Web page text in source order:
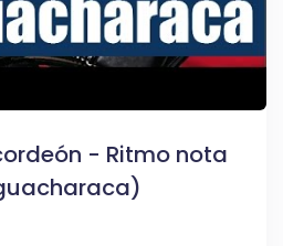
- Ritmo nota